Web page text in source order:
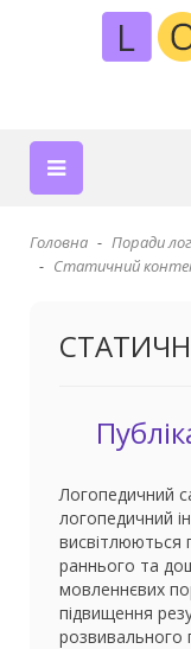
Головна Поради
Статичний
Логопедичний
логопедичний
висвітлюються
раннього та
мовленнєвих
підвищення
розвивального